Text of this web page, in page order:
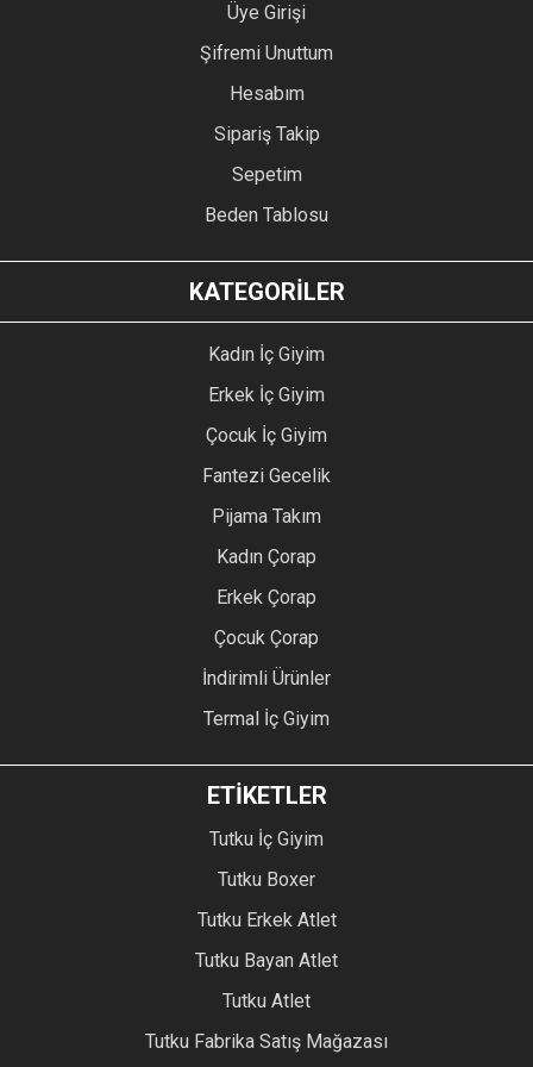
Üye Girişi
Şifremi Unuttum
Hesabım
Sipariş Takip
Sepetim
Beden Tablosu
KATEGORİLER
Kadın İç Giyim
Erkek İç Giyim
Çocuk İç Giyim
Fantezi Gecelik
Pijama Takım
Kadın Çorap
Erkek Çorap
Çocuk Çorap
İndirimli Ürünler
Termal İç Giyim
ETİKETLER
Tutku İç Giyim
Tutku Boxer
Tutku Erkek Atlet
Tutku Bayan Atlet
Tutku Atlet
Tutku Fabrika Satış Mağazası